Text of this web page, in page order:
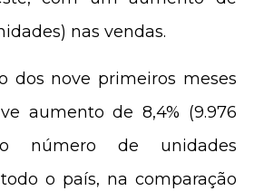
nas vendas.
dos nove primeiros meses
aumento de 8,4% (9.976
número de unidades
o país, na comparação